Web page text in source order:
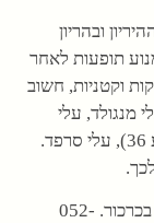
ובהריון
תופעות לאחר
וקטניות, חשוב
מנגולד, עלי
תרד, בטטה, דלעת, גזר, עלי פטל (החל משבוע 36), עלי סרפד.
* לירון לוי וייס מטפלת מוסמכת ברפואה סינית בכרכור. 052-